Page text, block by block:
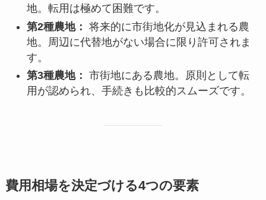
地。転用は極めて困難です。
第2種農地： 将来的に市街地化が見込まれる農
地。周辺に代替地がない場合に限り許可されま
す。
第3種農地： 市街地にある農地。原則として転
用が認められ、手続きも比較的スムーズです。
費用相場を決定づける4つの要素